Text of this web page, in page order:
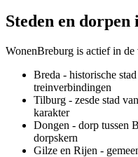
Steden en
WonenBreburg is actief in de
Breda - historische
treinverbindingen
Tilburg - zesde stad
karakter
Dongen - dorp tussen
dorpskern
Gilze en Rijen -